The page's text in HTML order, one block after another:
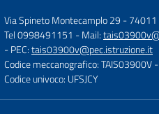
Via Spineto Montecamplo 29 -74011
Tel 0998491151 - Mail:
- PEC:tais03900v@pec.istruzione.it
Codice meccanografico: TAIS03900V
Codice univoco: UFSJCY